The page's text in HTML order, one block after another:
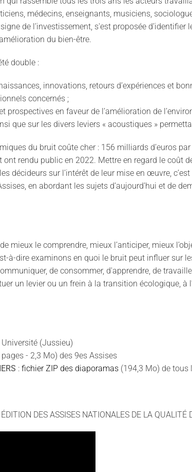
médecins, enseignants, musiciens,
de l’investissement, s'est proposée
du bien-être.
double :
innovations, retours d’expériences et
concernés ;
prospectives en faveur de l’amélioration de
que sur les divers leviers « acoustiques »
du bruit coûte cher : 156 milliards d’euros
ont rendu public en 2022. Mettre en regard le
décideurs sur l’intérêt de leur mise en œuvre,
en abordant les sujets d’aujourd’hui et de
mieux le comprendre, mieux l’anticiper, mieux
à-dire examinons en quoi le bruit peut influer sur
de consommer, d'apprendre, de
un levier ou un frein à la transition écologique, à
(Jussieu)
- 2,3 Mo) des 9es Assises
: fichier ZIP des diaporamas (194,3 Mo) de tous
DES ASSISES NATIONALES DE LA